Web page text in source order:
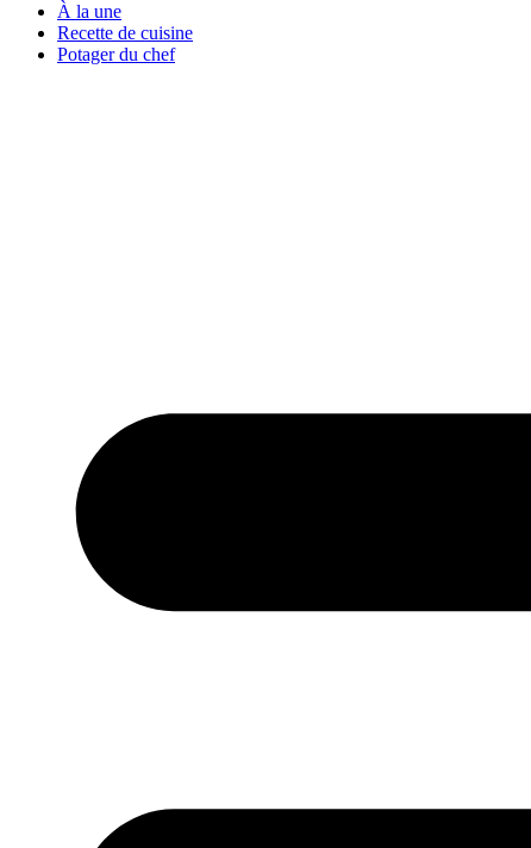
À la une
Recette de cuisine
Potager du chef